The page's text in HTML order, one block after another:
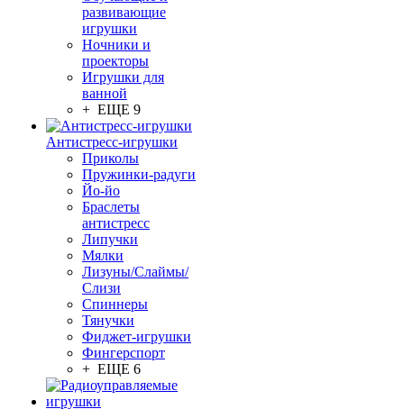
развивающие
игрушки
Ночники и
проекторы
Игрушки для
ванной
+ ЕЩЕ 9
Антистресс-игрушки
Приколы
Пружинки-радуги
Йо-йо
Браслеты
антистресс
Липучки
Мялки
Лизуны/Слаймы/
Слизи
Спиннеры
Тянучки
Фиджет-игрушки
Фингерспорт
+ ЕЩЕ 6